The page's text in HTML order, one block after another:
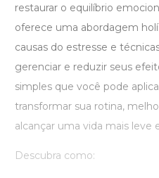
restaurar o equilíbrio
oferece uma abordagem
causas do estresse e
gerenciar e reduzir seus
simples que você pode
transformar sua rotina,
alcançar uma vida mais leve
Descubra como: